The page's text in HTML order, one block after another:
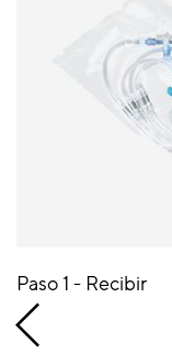
Paso 1 - Recibir